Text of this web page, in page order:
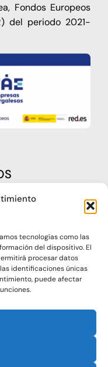
tecnologías como las
del dispositivo. El
procesar datos
identificaciones únicas
puede afectar
Fondos Europeos
del periodo 2021-